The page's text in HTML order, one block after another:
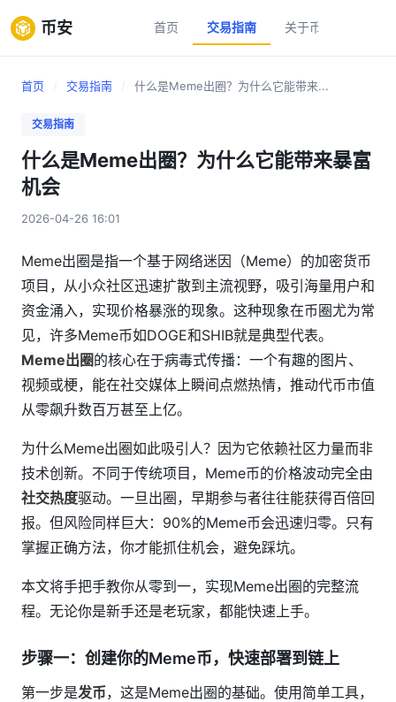
币安 首页 交易指南 关于币安
首页 交易指南 什么是Meme出圈？为什么它能带来...
交易指南
什么是Meme出圈？为什么它能带来暴富
机会
2026-04-26 16:01
Meme出圈是指一个基于网络迷因（Meme）的加密货币
项目，从小众社区迅速扩散到主流视野，吸引海量用户和
资金涌入，实现价格暴涨的现象。这种现象在币圈尤为常
见，许多Meme币如DOGE和SHIB就是典型代表。
Meme出圈的核心在于病毒式传播：一个有趣的图片、
视频或梗，能在社交媒体上瞬间点燃热情，推动代币市值
从零飙升数百万甚至上亿。
为什么Meme出圈如此吸引人？因为它依赖社区力量而非
技术创新。不同于传统项目，Meme币的价格波动完全由
社交热度驱动。一旦出圈，早期参与者往往能获得百倍回
报。但风险同样巨大：90%的Meme币会迅速归零。只有
掌握正确方法，你才能抓住机会，避免踩坑。
本文将手把手教你从零到一，实现Meme出圈的完整流
程。无论你是新手还是老玩家，都能快速上手。
步骤一：创建你的Meme币，快速部署到链上
第一步是发币，这是Meme出圈的基础。使用简单工具，